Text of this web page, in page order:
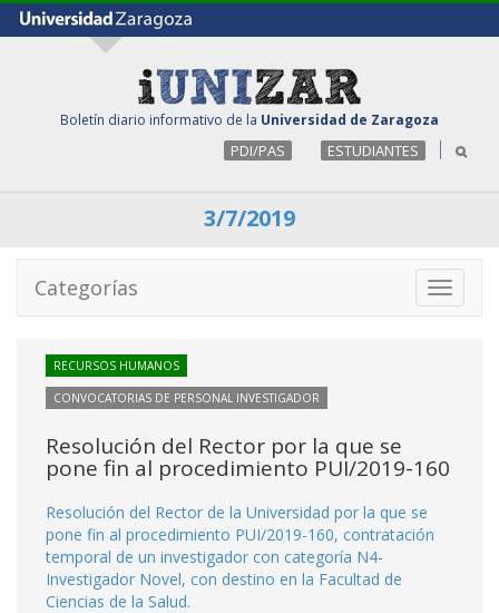
Boletín diario informativo de la Universidad de Zaragoza
PDI/PAS ESTUDIANTES
3/7/2019
Toggle
Categorías
RECURSOS HUMANOS
CONVOCATORIAS DE PERSONAL INVESTIGADOR
Resolución del Rector por la que se
pone fin al procedimiento PUI/2019-160
Resolución del Rector de la Universidad por la que se
pone fin al procedimiento PUI/2019-160, contratación
temporal de un investigador con categoría N4-
Investigador Novel, con destino en la Facultad de
Ciencias de la Salud.